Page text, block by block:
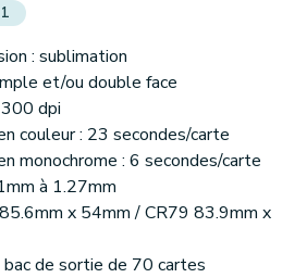
: sublimation
et/ou double face
dpi
couleur : 23 secondes/carte
monochrome : 6 secondes/carte
à 1.27mm
x 54mm / CR79 83.9mm x
de sortie de 70 cartes